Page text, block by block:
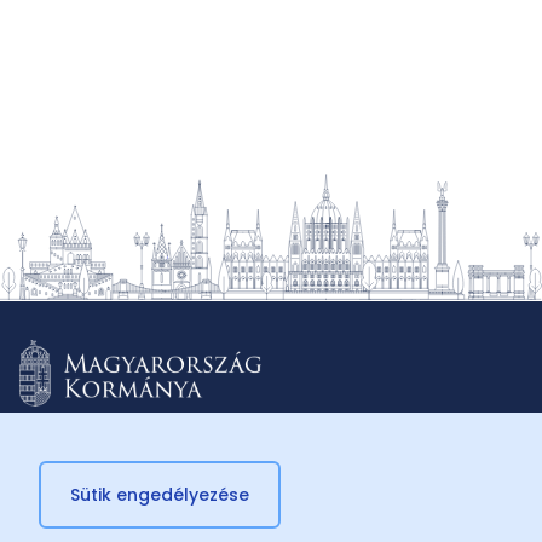
© 2026 Külügyminisztérium
Sütik engedélyezése